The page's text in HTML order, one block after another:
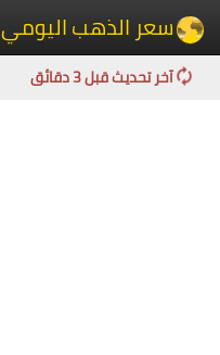
سعر الذهب اليومي
آخر تحديث قبل 3 دقائق